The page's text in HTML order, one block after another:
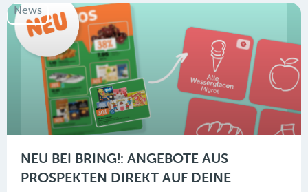
News
NEU BEI BRING!: ANGEBOTE AUS
PROSPEKTEN DIREKT AUF DEINE